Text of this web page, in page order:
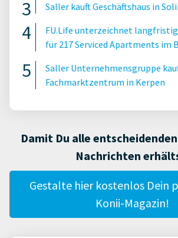
Saller kauft Geschäftshaus in
FU.Life unterzeichnet
für 217 Serviced Apartments im
Saller Unternehmensgruppe
Fachmarktzentrum in Kerpen
Damit Du alle
Nachrichten
Gestalte hier kostenlos Dein
Konii-Magazin!